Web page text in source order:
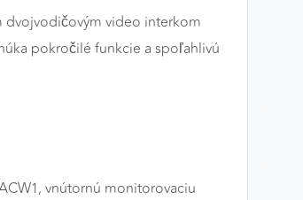
dvojvodičovým video interkom
pokročilé funkcie a spoľahlivú
vnútornú monitorovaciu